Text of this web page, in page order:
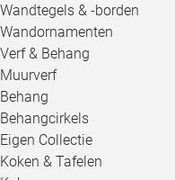
Wandtegels & -borden
Wandornamenten
Verf & Behang
Muurverf
Behang
Behangcirkels
Eigen Collectie
Koken & Tafelen